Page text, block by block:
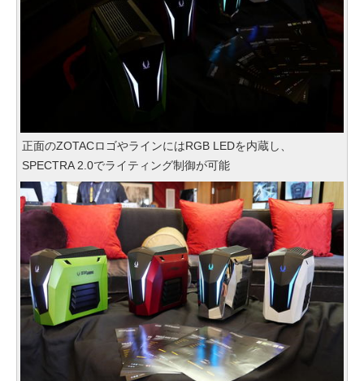
正面のZOTACロゴやラインにはRGB LEDを内蔵し、
SPECTRA 2.0でライティング制御が可能